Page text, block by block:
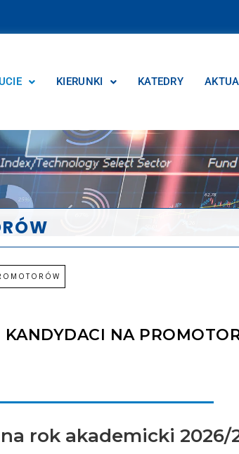
KIERUNKI KATEDRY
KANDYDACI NA
rok akademicki 2026/